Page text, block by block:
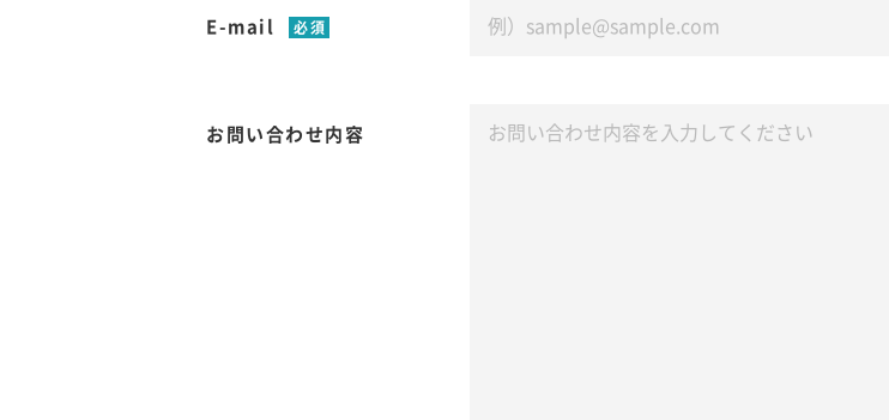
E-mail 必須
お問い合わせ内容